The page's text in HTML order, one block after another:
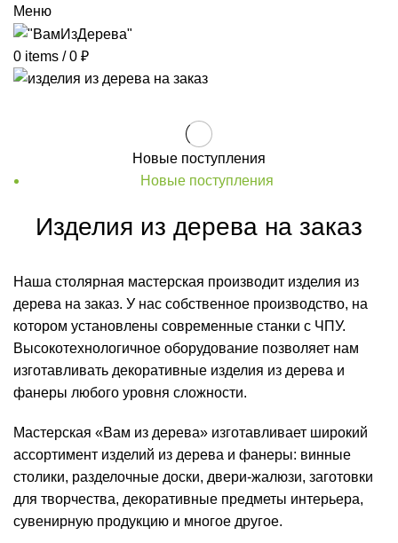
Меню
0 items / 0 ₽
Новые поступления
Новые поступления
Изделия из дерева на заказ
Наша столярная мастерская производит изделия из
дерева на заказ. У нас собственное производство, на
котором установлены современные станки с ЧПУ.
Высокотехнологичное оборудование позволяет нам
изготавливать декоративные изделия из дерева и
фанеры любого уровня сложности.
Мастерская «Вам из дерева» изготавливает широкий
ассортимент изделий из дерева и фанеры: винные
столики, разделочные доски, двери-жалюзи, заготовки
для творчества, декоративные предметы интерьера,
сувенирную продукцию и многое другое.